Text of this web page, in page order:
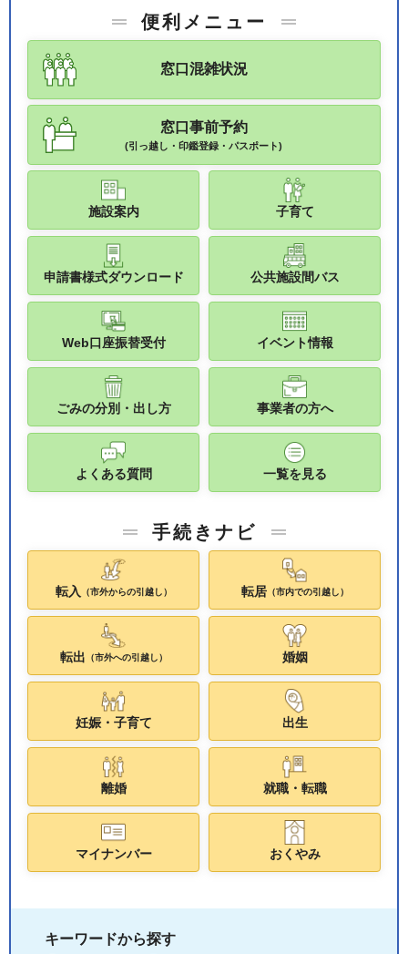
便利メニュー
窓口混雑状況
窓口事前予約
(引っ越し・印鑑登録・パスポート)
施設案内 子育て
申請書様式ダウンロード 公共施設間バス
Web口座振替受付 イベント情報
ごみの分別・出し方 事業者の方へ
よくある質問 一覧を見る
手続きナビ
転入 （市外からの引越し） 転居（市内での引越し）
転出 （市外への引越し） 婚姻
妊娠・子育て 出生
離婚 就職・転職
マイナンバー おくやみ
キーワードから探す